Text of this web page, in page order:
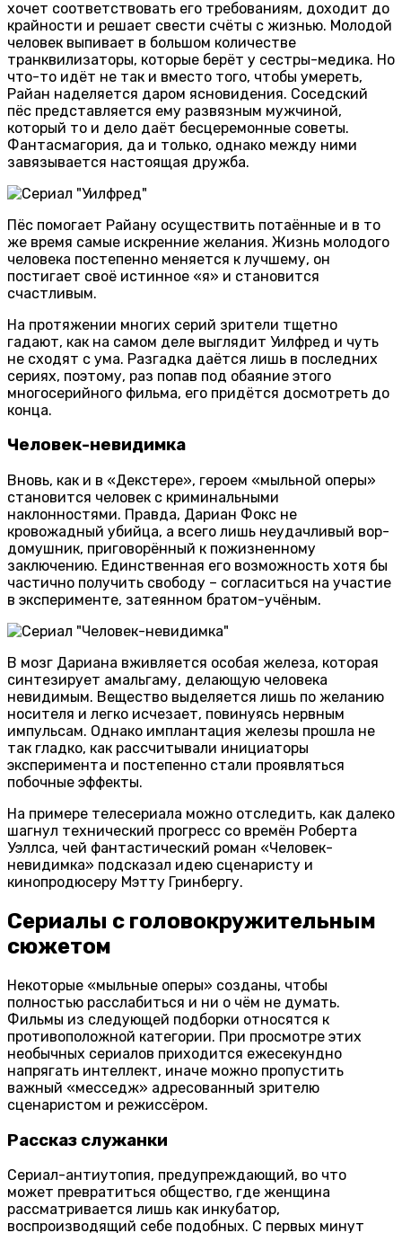
хочет соответствовать его требованиям, доходит до
крайности и решает свести счёты с жизнью. Молодой
человек выпивает в большом количестве
транквилизаторы, которые берёт у сестры-медика. Но
что-то идёт не так и вместо того, чтобы умереть,
Райан наделяется даром ясновидения. Соседский
пёс представляется ему развязным мужчиной,
который то и дело даёт бесцеремонные советы.
Фантасмагория, да и только, однако между ними
завязывается настоящая дружба.
Пёс помогает Райану осуществить потаённые и в то
же время самые искренние желания. Жизнь молодого
человека постепенно меняется к лучшему, он
постигает своё истинное «я» и становится
счастливым.
На протяжении многих серий зрители тщетно
гадают, как на самом деле выглядит Уилфред и чуть
не сходят с ума. Разгадка даётся лишь в последних
сериях, поэтому, раз попав под обаяние этого
многосерийного фильма, его придётся досмотреть до
конца.
Человек-невидимка
Вновь, как и в «Декстере», героем «мыльной оперы»
становится человек с криминальными
наклонностями. Правда, Дариан Фокс не
кровожадный убийца, а всего лишь неудачливый вор-
домушник, приговорённый к пожизненному
заключению. Единственная его возможность хотя бы
частично получить свободу – согласиться на участие
в эксперименте, затеянном братом-учёным.
В мозг Дариана вживляется особая железа, которая
синтезирует амальгаму, делающую человека
невидимым. Вещество выделяется лишь по желанию
носителя и легко исчезает, повинуясь нервным
импульсам. Однако имплантация железы прошла не
так гладко, как рассчитывали инициаторы
эксперимента и постепенно стали проявляться
побочные эффекты.
На примере телесериала можно отследить, как далеко
шагнул технический прогресс со времён Роберта
Уэллса, чей фантастический роман «Человек-
невидимка» подсказал идею сценаристу и
кинопродюсеру Мэтту Гринбергу.
Сериалы с головокружительным
сюжетом
Некоторые «мыльные оперы» созданы, чтобы
полностью расслабиться и ни о чём не думать.
Фильмы из следующей подборки относятся к
противоположной категории. При просмотре этих
необычных сериалов приходится ежесекундно
напрягать интеллект, иначе можно пропустить
важный «месседж» адресованный зрителю
сценаристом и режиссёром.
Рассказ служанки
Сериал-антиутопия, предупреждающий, во что
может превратиться общество, где женщина
рассматривается лишь как инкубатор,
воспроизводящий себе подобных. С первых минут